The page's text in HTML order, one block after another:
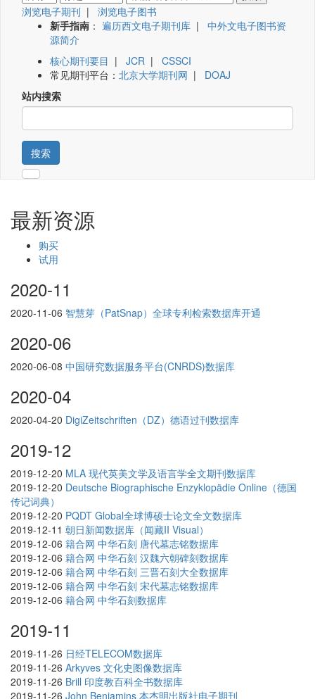
浏览电子期刊 | 浏览电子图书
新手指南 ： 遍历西文电子期刊库 | 中外文电子图书资
源简介
核心期刊要目 | JCR | CSSCI
常见期刊平台： 北京大学期刊网 | DOAJ
站内搜索
搜索
最新资源
购买
试用
2020-11
2020-11-06 智慧芽（PatSnap）全球专利检索数据库开通
2020-06
2020-06-08 中国研究数据服务平台(CNRDS)数据库
2020-04
2020-04-20 DigiZeitschriften（DZ）德语过刊数据库
2019-12
2019-12-20 MLA 现代英美文学及语言学全文期刊数据库
2019-12-20 Deutsche Biographische Enzyklopädie Online（德国
传记词典）
2019-12-20 PQDT Global全球博硕士论文全文数据库
2019-12-11 朝日新闻数据库（闻藏II Visual）
2019-12-06 籍合网 中华石刻 唐代墓志铭数据库
2019-12-06 籍合网 中华石刻 汉魏六朝碑刻数据库
2019-12-06 籍合网 中华石刻 三晋石刻大全数据库
2019-12-06 籍合网 中华石刻 宋代墓志铭数据库
2019-12-06 籍合网 中华石刻数据库
2019-11
2019-11-26 日经TELECOM数据库
2019-11-26 Arkyves 文化史图像数据库
2019-11-26 Brill 印度教百科全书数据库
2019-11-26 John Benjamins 本杰明出版社电子期刊